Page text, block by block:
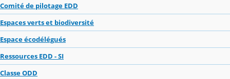
Comité de pilotage EDD
Espaces verts et biodiversité
Espace écodélégués
Ressources EDD - SI
Classe ODD